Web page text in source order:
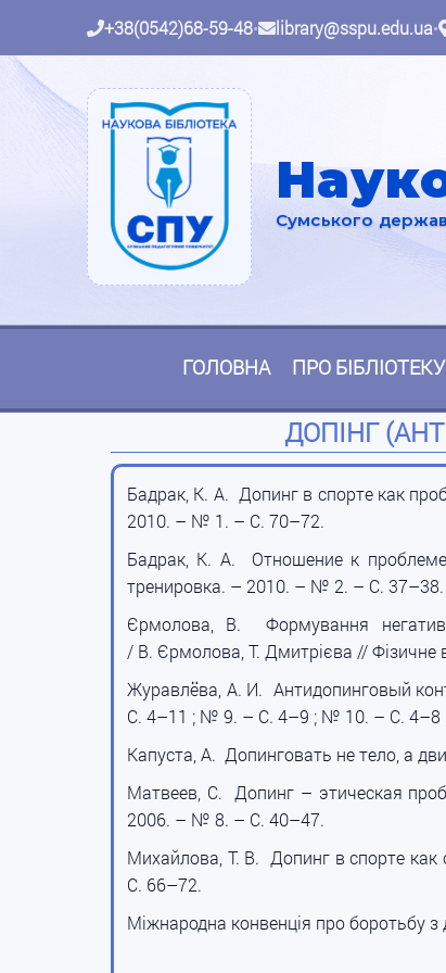
+38(0542)68-59-48• library@sspu.edu.ua•
Сумського
ГОЛОВНА ПРО БІБЛІОТЕКУ
ДОПІНГ
Бадрак, К. А. Допинг в спорте как
2010. – № 1. – С. 70–72.
Бадрак, К. А. Отношение к проблеме
тренировка. – 2010. – № 2. – С. 37–38.
Єрмолова, В. Формування
/ В. Єрмолова, Т. Дмитрієва //
Журавлёва, А. И. Антидопинговый
С. 4–11 ; № 9. – С. 4–9 ; № 10. – С.
Капуста, А. Допинговать не тело, а
Матвеев, С. Допинг – этическая
2006. – № 8. – С. 40–47.
Михайлова, Т. В. Допинг в спорте
С. 66–72.
Міжнародна конвенція про боротьбу